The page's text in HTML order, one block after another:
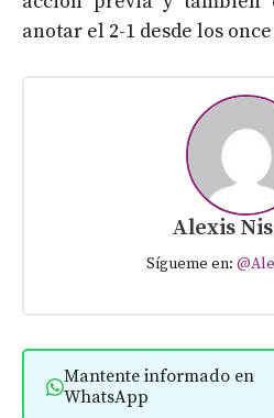
anotar el 2-1 desde los
Alexis
Sígueme en:
Mantente informado en
WhatsApp